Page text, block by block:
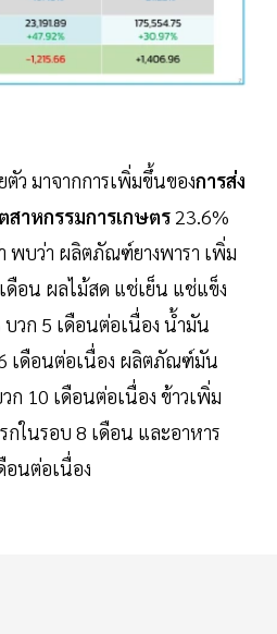
ตัว มาจากการเพิ่มขึ้นของการส่ง
าหกรรมการเกษตร23.6%
พบว่า ผลิตภัณฑ์ยางพารา เพิ่ม
ดือน ผลไม้สด แช่เย็น แช่แข็ง
วก 5 เดือนต่อเนื่อง น้ำมัน
เดือนต่อเนื่อง ผลิตภัณฑ์มัน
ก 10 เดือนต่อเนื่อง ข้าวเพิ่ม
กในรอบ 8 เดือน และอาหาร
อนต่อเนื่อง